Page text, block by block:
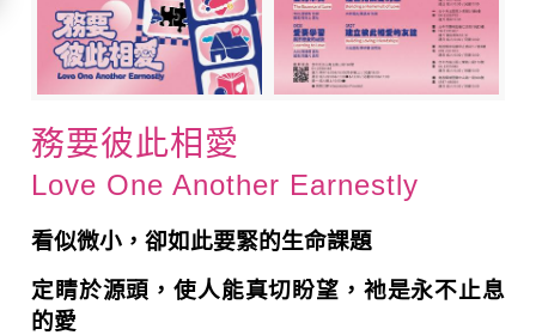
務要彼此相愛
Love One Another Earnestly
看似微小，卻如此要緊的生命課題
定睛於源頭，使人能真切盼望，祂是永不止息
的愛